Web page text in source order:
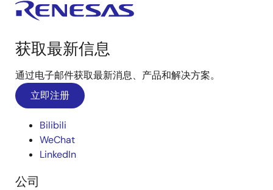
获取最新信息
通过电子邮件获取最新消息、产品和解决方案。
立即注册
Bilibili
WeChat
LinkedIn
公司